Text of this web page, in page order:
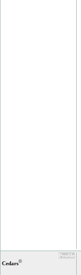
Profile
Cedars©